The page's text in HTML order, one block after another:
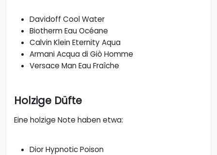
Davidoff Cool Water
Biotherm Eau Océane
Calvin Klein Eternity Aqua
Armani Acqua di Giò Homme
Versace Man Eau Fraîche
Holzige Düfte
Eine holzige Note haben etwa:
Dior Hypnotic Poison